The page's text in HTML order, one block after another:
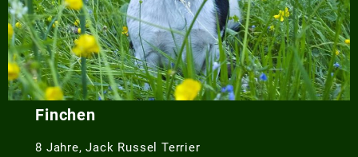
Finchen
8 Jahre, Jack Russel Terrier